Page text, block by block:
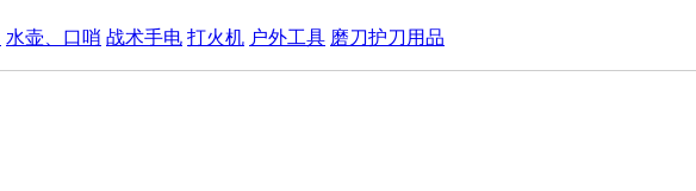
水壶、口哨 战术手电 打火机 户外工具 磨刀护刀用品